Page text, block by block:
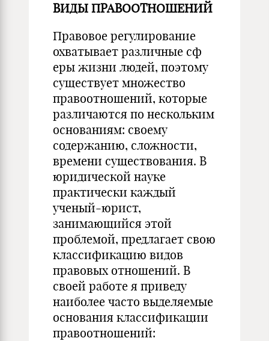
ВИДЫ ПРАВООТНОШЕНИЙ
Правовое регулирование
охватывает различные сф
еры жизни людей, поэтому
существует множество
правоотношений, которые
раз­личаются по нескольким
основаниям: своему
содержанию, сложности,
времени существова­ния. В
юридической науке
практически каждый
ученый-юрист,
занимающийся этой
проблемой, предлагает свою
классификацию видов
правовых отношений. В
своей работе я приведу
наиболее часто выделяемые
основания классификации
правоотношений: